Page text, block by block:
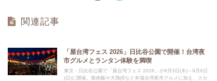
関連記事
「屋台湾フェス 2026」日比谷公園で開催！台湾夜
市グルメとランタン体験を満喫
東京・日比谷公園で「屋台湾フェス 2026」が9月3日(木)～9月6日
(日)に開催。魯肉飯や大鶏排など本場台湾夜市グルメに加え、スカ